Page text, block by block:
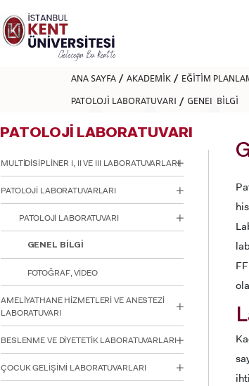
dikkat:
Bu
web
sitesini,
okuyucu
engellilere
ayarlamak
için
Control-
F11'e
Erişilebilirlik
menüsünü
açmak
Control-
ANA SAYFA AKADEMİK EĞİTİM
PATOLOJİ LABORATUVARI GENEL BİLGİ
PATOLOJİ LABORATUVARI
MULTİDİSİPLİNER I, II VE III LABORATUVARLARI
PATOLOJİ LABORATUVARLARI
PATOLOJİ LABORATUVARI
GENEL BİLGİ
FOTOĞRAF, VİDEO
AMELİYATHANE HİZMETLERİ VE ANESTEZİ
LABORATUVARI
BESLENME VE DİYETETİK LABORATUVARLARI
ÇOCUK GELİŞİMİ LABORATUVARLARI